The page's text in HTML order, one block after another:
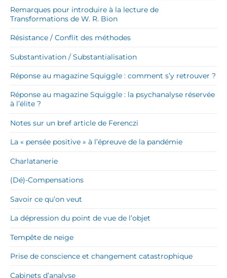
Remarques pour introduire à la lecture de
Transformations de W. R. Bion
Résistance / Conflit des méthodes
Substantivation / Substantialisation
Réponse au magazine Squiggle : comment s’y retrouver ?
Réponse au magazine Squiggle : la psychanalyse réservée
à l’élite ?
Notes sur un bref article de Ferenczi
La « pensée positive » à l’épreuve de la pandémie
Charlatanerie
(Dé)-Compensations
Savoir ce qu’on veut
La dépression du point de vue de l’objet
Tempête de neige
Prise de conscience et changement catastrophique
Cabinets d’analyse